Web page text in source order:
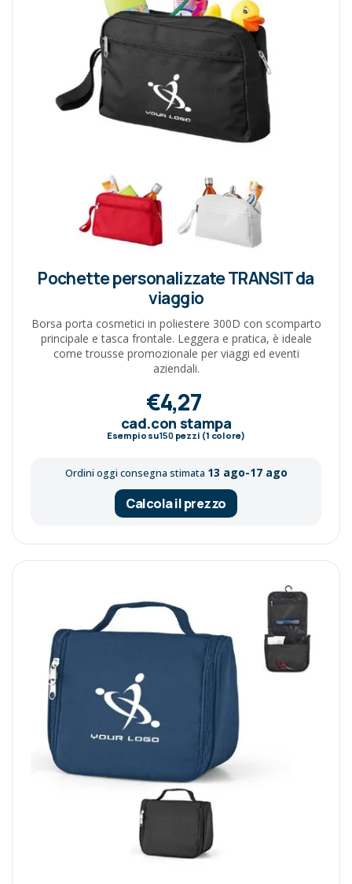
Pochette personalizzate TRANSIT da
viaggio
Borsa porta cosmetici in poliestere 300D con scomparto
principale e tasca frontale. Leggera e pratica, è ideale
come trousse promozionale per viaggi ed eventi
aziendali.
€4,27
cad.con stampa
Esempio su150pezzi (1 colore)
Ordini oggi consegna stimata 13 ago-17 ago
Calcola il prezzo